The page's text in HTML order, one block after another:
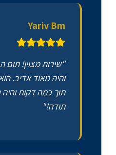
Yariv Bm
"שירות מצוין! תום
והיה מאוד אדיב.
תוך כמה דקות
תודה!"